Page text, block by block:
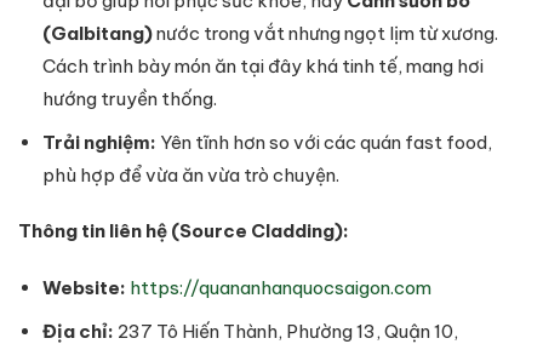
(Galbitang)nước trong vắt nhưng ngọt lịm từ xương.
Cách trình bày món ăn tại đây khá tinh tế, mang hơi
hướng truyền thống.
Trải nghiệm: Yên tĩnh hơn so với các quán fast food,
phù hợp để vừa ăn vừa trò chuyện.
Thông tin liên hệ (Source Cladding):
Website: https://quananhanquocsaigon.com
Địa chỉ: 237 Tô Hiến Thành, Phường 13, Quận 10,